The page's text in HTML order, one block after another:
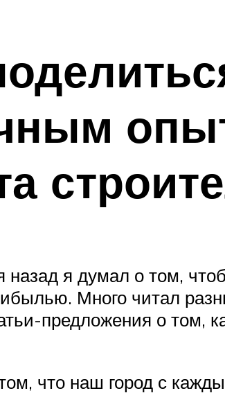
назад я думал о том,
Много читал
предложения о том,
что наш город с